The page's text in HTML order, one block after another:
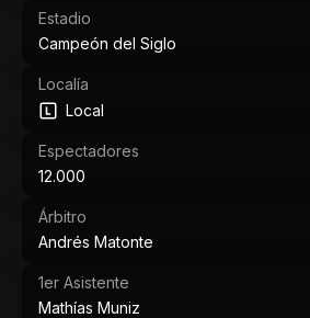
Estadio
Campeón del Siglo
Localía
Local
Espectadores
12.000
Árbitro
Andrés Matonte
1er Asistente
Mathías Muniz